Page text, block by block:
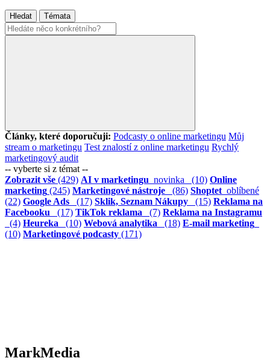
Hledat Témata
Články, které doporučuji: Podcasty o online marketingu Můj
stream o marketingu Test znalostí z online marketingu Rychlý
marketingový audit
-- vyberte si z témat --
Zobrazit vše (429) AI v marketingu novinka (10) Online
marketing (245) Marketingové nástroje (86) Shoptet oblíbené
(22) Google Ads (17) Sklik, Seznam Nákupy (15) Reklama na
Facebooku
(17) TikTok reklama (7) Reklama na Instagramu
(4) Heureka (10) Webová analytika (18) E-mail marketing
(10) Marketingové podcasty (171)
MarkMedia